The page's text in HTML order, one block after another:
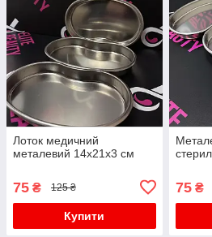
Лоток медичний
металевий 14х21х3 см
75 ₴ 125 ₴
Купити
75₴